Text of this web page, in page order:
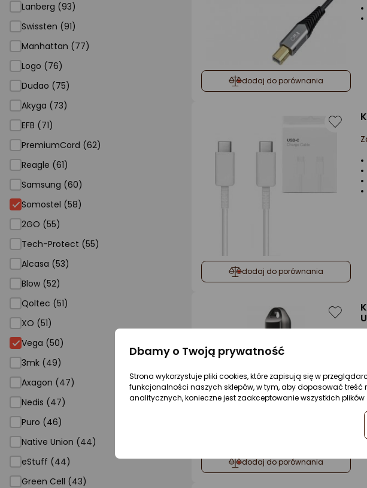
Lanberg (93)
Swissten (91)
Manhattan (77)
Logo (76)
Dudao (75)
Akyga (73)
EFB (71)
PremiumCord (62)
Reagle (61)
Samsung (60)
Somostel (58)
2GO (55)
Tech-Protect (55)
Alcasa (53)
Blow (52)
Qoltec (51)
XO (51)
Vega (50)
3mk (49)
Axagon (47)
Nedis (47)
Puro (46)
Native Union (44)
eStuff (44)
Green Cell (43)
dodaj do porównania
dodaj do porównania
dodaj do porównania
Dbamy o Twoją prywatność
Strona wykorzystuje pliki cookies, które zapisują się w
funkcjonalności naszych sklepów, w tym, aby dopasować
analitycznych, konieczne jest zaakceptowanie wszystkich plików